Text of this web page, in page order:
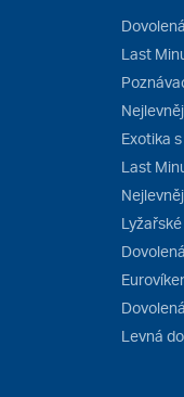
Last
Exotika
Last
Levná